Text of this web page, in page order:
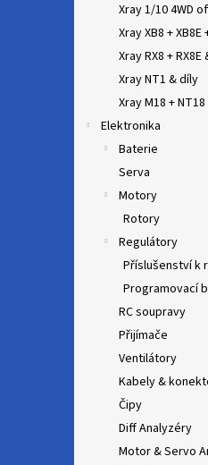
Xray 1/10 4WD
Xray XB8 + XB8E
Xray RX8 +
Xray NT1 & díly
Xray M18 +
Elektronika
Baterie
Serva
Motory
Rotory
Regulátory
Příslušenství k
Programovací
RC soupravy
Přijímače
Ventilátory
Kabely &
Čipy
Diff Analyzéry
Motor & Servo